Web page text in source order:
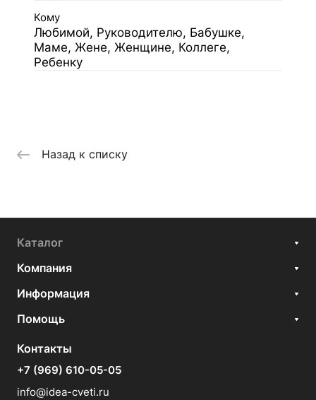
Кому
Любимой, Руководителю, Бабушке,
Маме, Жене, Женщине, Коллеге,
Ребенку
Назад к списку
Каталог
Компания
Информация
Помощь
Контакты
+7 (969) 610-05-05
info@idea-cveti.ru